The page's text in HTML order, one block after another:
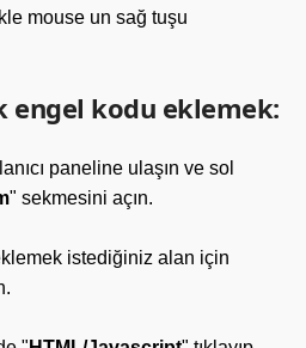
mouse un sağ tuşu
engel kodu eklemek:
paneline ulaşın ve sol
" sekmesini açın.
istediğiniz alan için